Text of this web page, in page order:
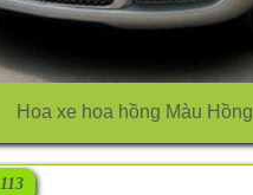
Hoa xe hoa hồng Màu Hồng